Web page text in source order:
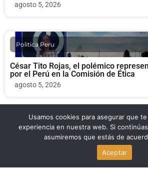
agosto 5, 2026
Politica Peru
César Tito Rojas, el polémico
por el Perú en la Comisión de Ética
agosto 5, 2026
Politica Peru
Carlos Espá al Senado: buscan que
del Perú al Escudo de las Américas
Usamos cookies para asegurar que
experiencia en nuestra web. Si
asumiremos que estás de
Aceptar